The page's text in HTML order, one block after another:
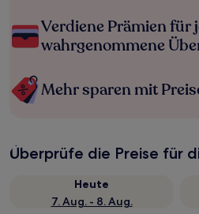
Verdiene Prämien für
wahrgenommene
Mehr sparen mit
Überprüfe die Preise für
Heute
7. Aug. - 8. Aug.